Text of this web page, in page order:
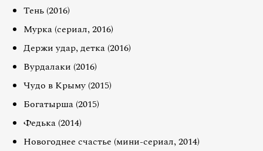
Тень (2016)
Мурка (сериал, 2016)
Держи удар, детка (2016)
Вурдалаки (2016)
Чудо в Крыму (2015)
Богатырша (2015)
Федька (2014)
Новогоднее счастье (мини-сериал, 2014)